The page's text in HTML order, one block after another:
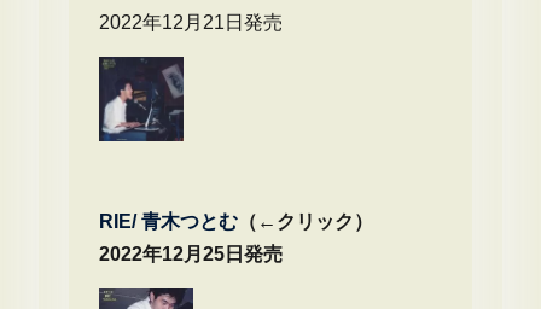
2022年12月21日発売
RIE/ 青木つとむ（←クリック）
2022年12月25日発売